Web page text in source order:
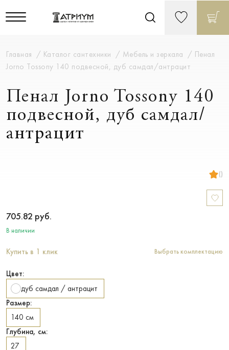
Главная Каталог сантехники Мебель и зеркала
Пенал
Jorno Tossony 140 подвесной, дуб самдал/антрацит
Пенал Jorno Tossony 140
подвесной, дуб самдал/
антрацит
()
705.82 руб.
В наличии
Купить в 1 клик Выбрать комплектацию
Цвет:
дуб самдал / антрацит
Размер:
140 см
Глубина, см:
27